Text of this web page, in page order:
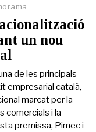
un nou
de les principals
empresarial català,
marcat per la
comercials i la
premissa, Pimec i